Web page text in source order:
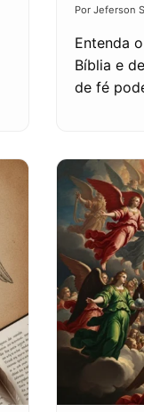
Por Jeferson
Entenda
Bíblia e
de fé